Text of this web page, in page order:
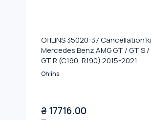
OHLINS 35020-37 Cancellation
Mercedes Benz AMG GT / GT S /
GT R (C190, R190) 2015-2021
Ohlins
₴ 17716.00